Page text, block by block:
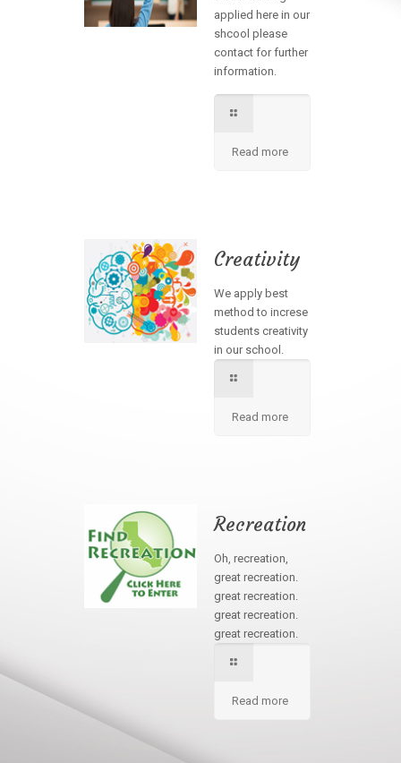
applied here in our
shcool please
contact for further
information.
Read more
Creativity
We apply best
method to increse
students creativity
in our school.
Read more
Recreation
Oh, recreation,
great recreation.
great recreation.
great recreation.
great recreation.
Read more